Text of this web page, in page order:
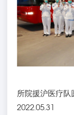
所院援沪医疗队
2022.05.31